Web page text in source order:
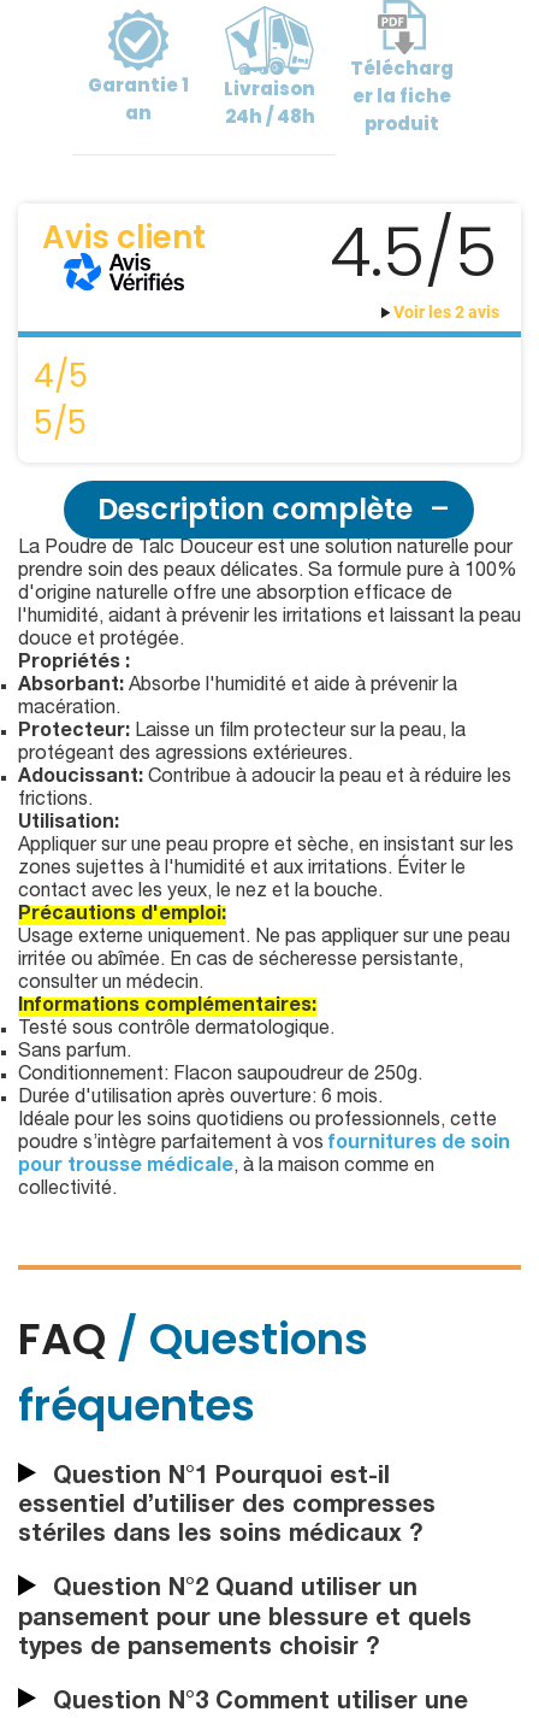
Garantie1
an
Livraison
24h / 48h
Télécharg
erla fiche
produit
Avis client 4.5/5
Voir les 2 avis
4/5
5/5
Description complète
La Poudre de Talc Douceur est une solution naturelle pour
prendre soin des peaux délicates. Sa formule pure à 100%
d'origine naturelle offre une absorption efficace de
l'humidité, aidant à prévenir les irritations et laissant la peau
douce et protégée.
Propriétés :
Absorbant: Absorbe l'humidité et aide à prévenir la
macération.
Protecteur: Laisse un film protecteur sur la peau, la
protégeant des agressions extérieures.
Adoucissant: Contribue à adoucir la peau et à réduire les
frictions.
Utilisation:
Appliquer sur une peau propre et sèche, en insistant sur les
zones sujettes à l'humidité et aux irritations. Éviter le
contact avec les yeux, le nez et la bouche.
Précautions d'emploi:
Usage externe uniquement. Ne pas appliquer sur une peau
irritée ou abîmée. En cas de sécheresse persistante,
consulter un médecin.
Informations complémentaires:
Testé sous contrôle dermatologique.
Sans parfum.
Conditionnement: Flacon saupoudreur de 250g.
Durée d'utilisation après ouverture: 6 mois.
Idéale pour les soins quotidiens ou professionnels, cette
poudre s’intègre parfaitement à vos fournitures de soin
pour trousse médicale, à la maison comme en
collectivité.
FAQ / Questions
fréquentes
Question N°1 Pourquoi est-il
essentiel d’utiliser des compresses
stériles dans les soins médicaux ?
Question N°2 Quand utiliser un
pansement pour une blessure et quels
types de pansements choisir ?
Question N°3 Comment utiliser une